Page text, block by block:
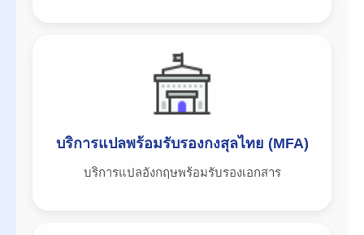
บริการแปลพร้อมรับรองกงสุลไทย (MFA)
บริการแปลอังกฤษพร้อมรับรองเอกสาร